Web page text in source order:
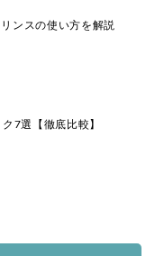
ンスの使い方を解説
7選【徹底比較】